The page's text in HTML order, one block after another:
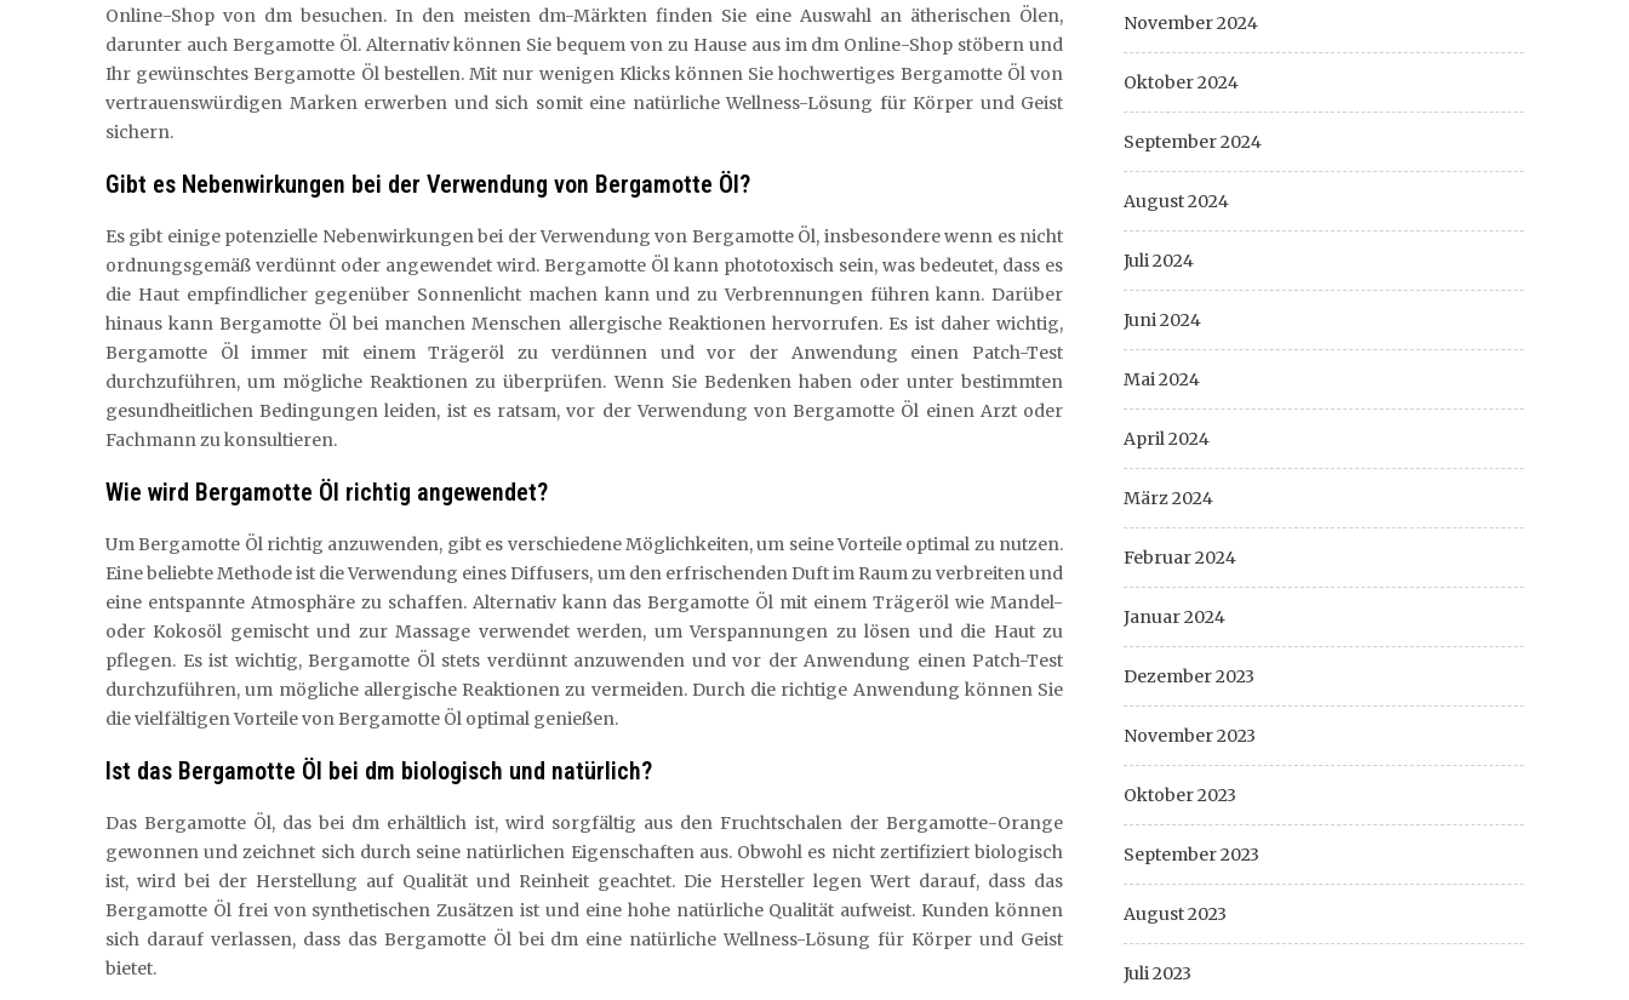
Online-Shop von dm besuchen. In den meisten dm-Märkten finden Sie eine Auswahl an ätherischen Ölen,
darunter auch Bergamotte Öl. Alternativ können Sie bequem von zu Hause aus im dm Online-Shop stöbern und
Ihr gewünschtes Bergamotte Öl bestellen. Mit nur wenigen Klicks können Sie hochwertiges Bergamotte Öl von
vertrauenswürdigen Marken erwerben und sich somit eine natürliche Wellness-Lösung für Körper und Geist
sichern.
Gibt es Nebenwirkungen bei der Verwendung von Bergamotte Öl?
Es gibt einige potenzielle Nebenwirkungen bei der Verwendung von Bergamotte Öl, insbesondere wenn es nicht
ordnungsgemäß verdünnt oder angewendet wird. Bergamotte Öl kann phototoxisch sein, was bedeutet, dass es
die Haut empfindlicher gegenüber Sonnenlicht machen kann und zu Verbrennungen führen kann. Darüber
hinaus kann Bergamotte Öl bei manchen Menschen allergische Reaktionen hervorrufen. Es ist daher wichtig,
Bergamotte Öl immer mit einem Trägeröl zu verdünnen und vor der Anwendung einen Patch-Test
durchzuführen, um mögliche Reaktionen zu überprüfen. Wenn Sie Bedenken haben oder unter bestimmten
gesundheitlichen Bedingungen leiden, ist es ratsam, vor der Verwendung von Bergamotte Öl einen Arzt oder
Fachmann zu konsultieren.
Wie wird Bergamotte Öl richtig angewendet?
Um Bergamotte Öl richtig anzuwenden, gibt es verschiedene Möglichkeiten, um seine Vorteile optimal zu nutzen.
Eine beliebte Methode ist die Verwendung eines Diffusers, um den erfrischenden Duft im Raum zu verbreiten und
eine entspannte Atmosphäre zu schaffen. Alternativ kann das Bergamotte Öl mit einem Trägeröl wie Mandel-
oder Kokosöl gemischt und zur Massage verwendet werden, um Verspannungen zu lösen und die Haut zu
pflegen. Es ist wichtig, Bergamotte Öl stets verdünnt anzuwenden und vor der Anwendung einen Patch-Test
durchzuführen, um mögliche allergische Reaktionen zu vermeiden. Durch die richtige Anwendung können Sie
die vielfältigen Vorteile von Bergamotte Öl optimal genießen.
Ist das Bergamotte Öl bei dm biologisch und natürlich?
Das Bergamotte Öl, das bei dm erhältlich ist, wird sorgfältig aus den Fruchtschalen der Bergamotte-Orange
gewonnen und zeichnet sich durch seine natürlichen Eigenschaften aus. Obwohl es nicht zertifiziert biologisch
ist, wird bei der Herstellung auf Qualität und Reinheit geachtet. Die Hersteller legen Wert darauf, dass das
Bergamotte Öl frei von synthetischen Zusätzen ist und eine hohe natürliche Qualität aufweist. Kunden können
sich darauf verlassen, dass das Bergamotte Öl bei dm eine natürliche Wellness-Lösung für Körper und Geist
bietet.
November 2024
Oktober 2024
September 2024
August 2024
Juli 2024
Juni 2024
Mai 2024
April 2024
März 2024
Februar 2024
Januar 2024
Dezember 2023
November 2023
Oktober 2023
September 2023
August 2023
Juli 2023